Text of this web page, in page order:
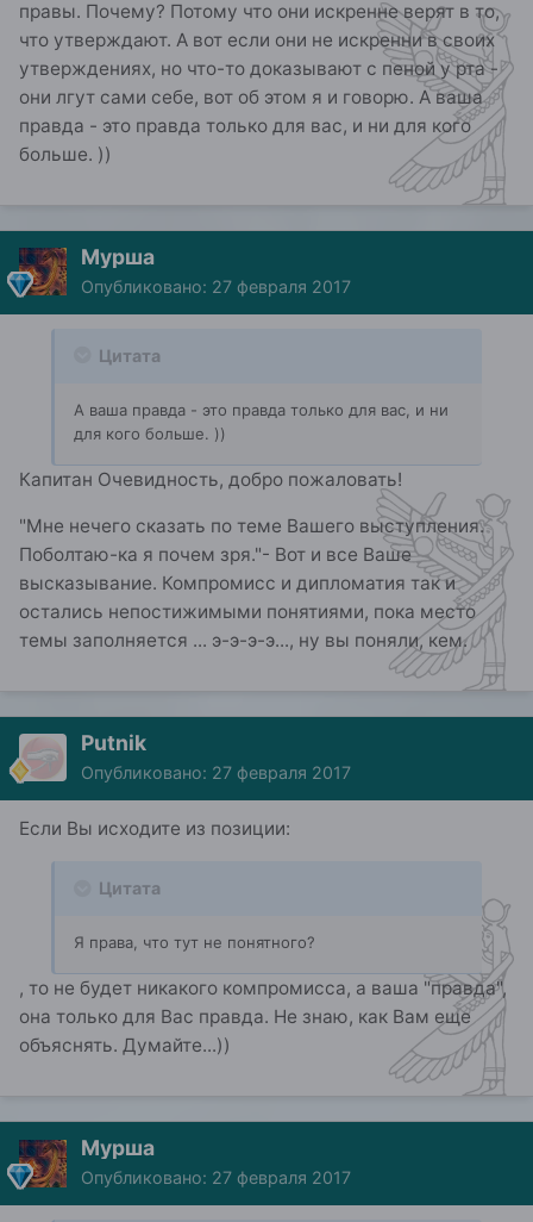
правы. Почему? Потому что они искренне верят в то,
что утверждают. А вот если они не искренни в своих
утверждениях, но что-то доказывают с пеной у рта -
они лгут сами себе, вот об этом я и говорю. А ваша
правда - это правда только для вас, и ни для кого
больше. ))
Мурша
Опубликовано: 27 февраля 2017
Цитата
А ваша правда - это правда только для вас, и ни
для кого больше. ))
Капитан Очевидность, добро пожаловать!
"Мне нечего сказать по теме Вашего выступления.
Поболтаю-ка я почем зря."- Вот и все Ваше
высказывание. Компромисс и дипломатия так и
остались непостижимыми понятиями, пока место
темы заполняется ... э-э-э-э..., ну вы поняли, кем.
Putnik
Опубликовано: 27 февраля 2017
Если Вы исходите из позиции:
Цитата
Я права, что тут не понятного?
, то не будет никакого компромисса, а ваша "правда",
она только для Вас правда. Не знаю, как Вам еще
объяснять. Думайте...))
Мурша
Опубликовано: 27 февраля 2017